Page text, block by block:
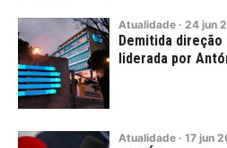
Atualidade · 24 jun
Demitida direção
liderada por
Atualidade · 17 jun